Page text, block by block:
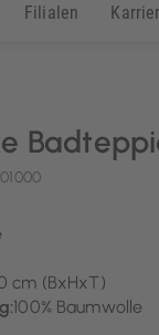
Filialen
cm (BxHxT)
100% Baumwolle